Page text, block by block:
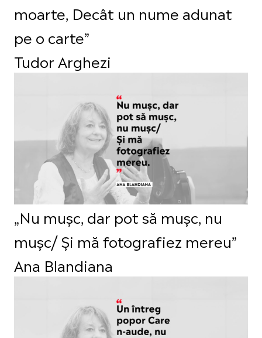
moarte, Decât un nume adunat
pe o carte”
Tudor Arghezi
„Nu mușc, dar pot să mușc, nu
mușc/ Și mă fotografiez mereu”
Ana Blandiana